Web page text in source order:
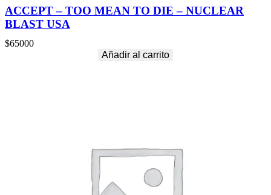
ACCEPT – TOO MEAN TO DIE – NUCLEAR
BLAST USA
$65000
Añadir al carrito